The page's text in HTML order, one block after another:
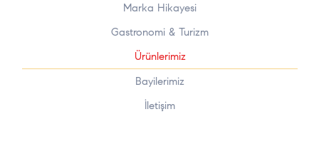
Marka Hikayesi
Gastronomi & Turizm
Ürünlerimiz
Bayilerimiz
İletişim